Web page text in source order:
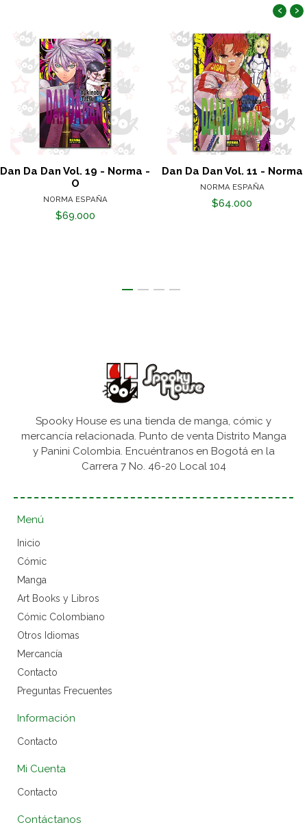
Dan Da Dan Vol. 19 - Norma -
O
NORMA ESPAÑA
$69.000
Dan Da Dan Vol. 11 - Norma
NORMA ESPAÑA
$64.000
‹ ›
Spooky House es una tienda de manga, cómic y
mercancía relacionada. Punto de venta Distrito Manga
y Panini Colombia. Encuéntranos en Bogotá en la
Carrera 7 No. 46-20 Local 104
Menú
Inicio
Cómic
Manga
Art Books y Libros
Cómic Colombiano
Otros Idiomas
Mercancía
Contacto
Preguntas Frecuentes
Información
Contacto
Mi Cuenta
Contacto
Contáctanos